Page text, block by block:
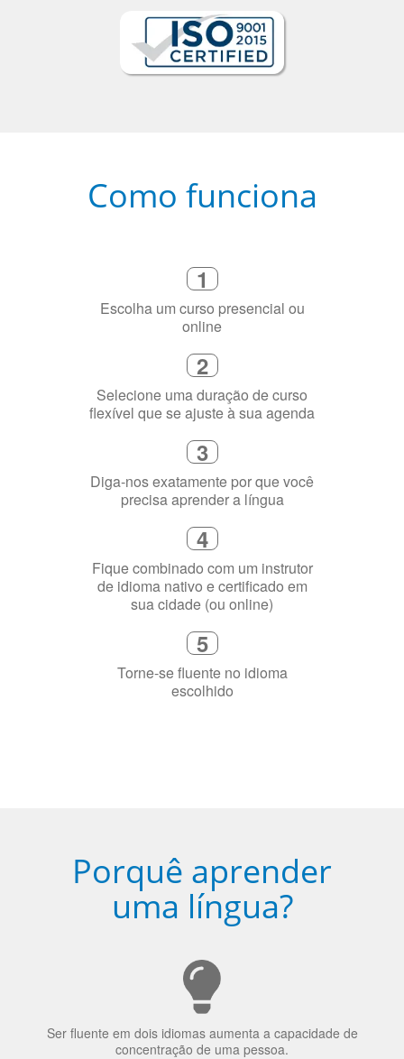
Como funciona
1
Escolha um curso presencial ou
online
2
Selecione uma duração de curso
flexível que se ajuste à sua agenda
3
Diga-nos exatamente por que você
precisa aprender a língua
4
Fique combinado com um instrutor
de idioma nativo e certificado em
sua cidade (ou online)
5
Torne-se fluente no idioma
escolhido
Porquê aprender
uma língua?
Ser fluente em dois idiomas aumenta a capacidade de
concentração de uma pessoa.